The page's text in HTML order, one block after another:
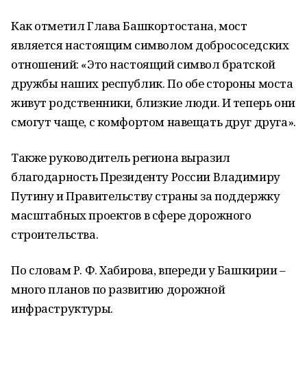
Как отметил Глава Башкортостана, мост
является настоящим символом добрососедских
отношений: «Это настоящий символ братской
дружбы наших республик. По обе стороны моста
живут родственники, близкие люди. И теперь они
смогут чаще, с комфортом навещать друг друга».
Также руководитель региона выразил
благодарность Президенту России Владимиру
Путину и Правительству страны за поддержку
масштабных проектов в сфере дорожного
строительства.
По словам Р. Ф. Хабирова, впереди у Башкирии –
много планов по развитию дорожной
инфраструктуры.